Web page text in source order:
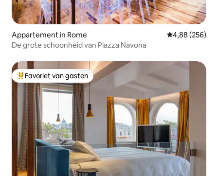
Appartement in Rome Gemiddelde
4,88 (256)
De grote schoonheid van Piazza Navona
Topfavoriet van gasten
Favoriet van gasten